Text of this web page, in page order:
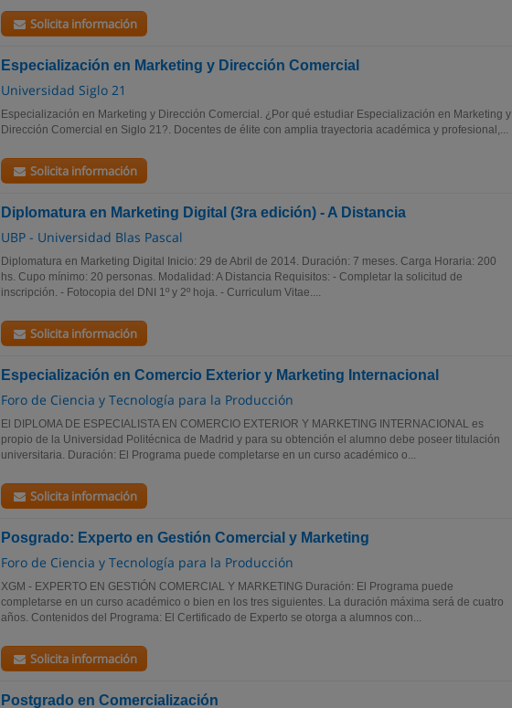
Solicita información
Especialización en Marketing y Dirección Comercial
Universidad Siglo 21
Especialización en Marketing y Dirección Comercial. ¿Por qué estudiar Especialización en Marketing y
Dirección Comercial en Siglo 21?. Docentes de élite con amplia trayectoria académica y profesional,...
Solicita información
Diplomatura en Marketing Digital (3ra edición) - A Distancia
UBP - Universidad Blas Pascal
Diplomatura en Marketing Digital Inicio: 29 de Abril de 2014. Duración: 7 meses. Carga Horaria: 200
hs. Cupo mínimo: 20 personas. Modalidad: A Distancia Requisitos: - Completar la solicitud de
inscripción. - Fotocopia del DNI 1º y 2º hoja. - Curriculum Vitae....
Solicita información
Especialización en Comercio Exterior y Marketing Internacional
Foro de Ciencia y Tecnología para la Producción
El DIPLOMA DE ESPECIALISTA EN COMERCIO EXTERIOR Y MARKETING INTERNACIONAL es
propio de la Universidad Politécnica de Madrid y para su obtención el alumno debe poseer titulación
universitaria. Duración: El Programa puede completarse en un curso académico o...
Solicita información
Posgrado: Experto en Gestión Comercial y Marketing
Foro de Ciencia y Tecnología para la Producción
XGM - EXPERTO EN GESTIÓN COMERCIAL Y MARKETING Duración: El Programa puede
completarse en un curso académico o bien en los tres siguientes. La duración máxima será de cuatro
años. Contenidos del Programa: El Certificado de Experto se otorga a alumnos con...
Solicita información
Postgrado en Comercialización